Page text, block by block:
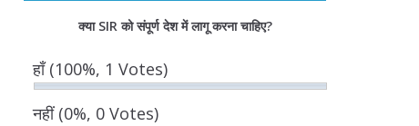
August 7, 2026
क्या SIR को संपूर्ण देश में लागू करना चाहिए?
हाँ(100%, 1 Votes)
नहीं(0%, 0 Votes)